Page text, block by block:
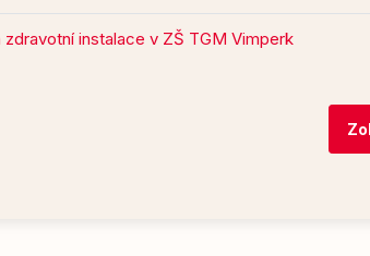
instalace v ZŠ TGM Vimperk